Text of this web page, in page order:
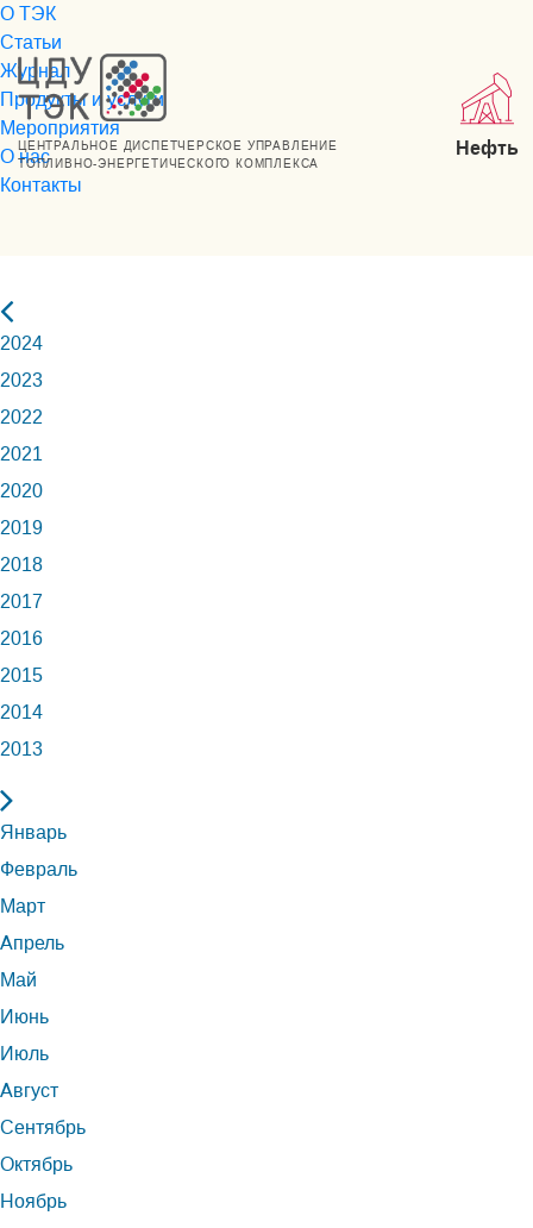
ЦЕНТРАЛЬНОЕ ДИСПЕТЧЕРСКОЕ УПРАВЛЕНИЕ
ТОПЛИВНО-ЭНЕРГЕТИЧЕСКОГО КОМПЛЕКСА
Нефть
О ТЭК
Статьи
Журнал
Продукты и услуги
Мероприятия
О нас
Контакты
2024
2023
2022
2021
2020
2019
2018
2017
2016
2015
2014
2013
Январь
Февраль
Март
Апрель
Май
Июнь
Июль
Август
Сентябрь
Октябрь
Ноябрь